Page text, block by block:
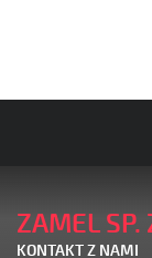
ZAMEL SP.
KONTAKT Z NAMI